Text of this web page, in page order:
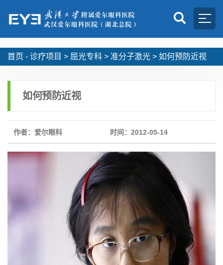
首页 - 诊疗项目 > 屈光专科 > 准分子激光 > 如何预防近视
如何预防近视
作者：爱尔眼科 时间：2012-05-14